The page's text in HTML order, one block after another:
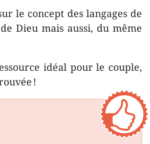
le concept des langages de
Dieu mais aussi, du même
idéal pour le couple,
!